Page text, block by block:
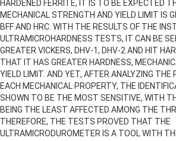
HARDENED FERRITE, IT IS TO BE EXPECTED
MECHANICAL STRENGTH AND YIELD LIMIT IS
BFF AND HRC. WITH THE RESULTS OF THE
ULTRAMICROHARDNESS TESTS, IT CAN BE
GREATER VICKERS, DHV-1, DHV-2 AND HIT
THAT IT HAS GREATER HARDNESS,
YIELD LIMIT. AND YET, AFTER ANALYZING THE
EACH MECHANICAL PROPERTY, THE
SHOWN TO BE THE MOST SENSITIVE, WITH
BEING THE LEAST AFFECTED AMONG THE
THEREFORE, THE TESTS PROVED THAT THE
ULTRAMICRODUROMETER IS A TOOL WITH